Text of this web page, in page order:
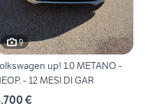
9
up! 1.0 METANO -
- 12 MESI DI GAR
€